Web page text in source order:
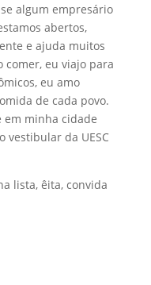
algum empresário
abertos,
e ajuda muitos
comer, eu viajo para
eu amo
de cada povo.
em minha cidade
vestibular da UESC
lista, êita, convida